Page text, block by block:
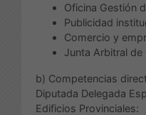
Oficina Gestión
Publicidad
Comercio y
Junta Arbitral de
b) Competencias
Diputada Delegada
Edificios Provinciales: